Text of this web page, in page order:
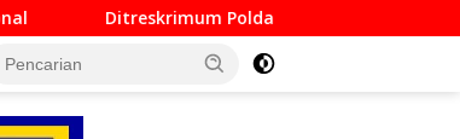
Sumbar Lampaui Target, Operasi Pekat dan